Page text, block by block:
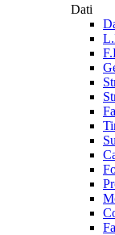
Dati